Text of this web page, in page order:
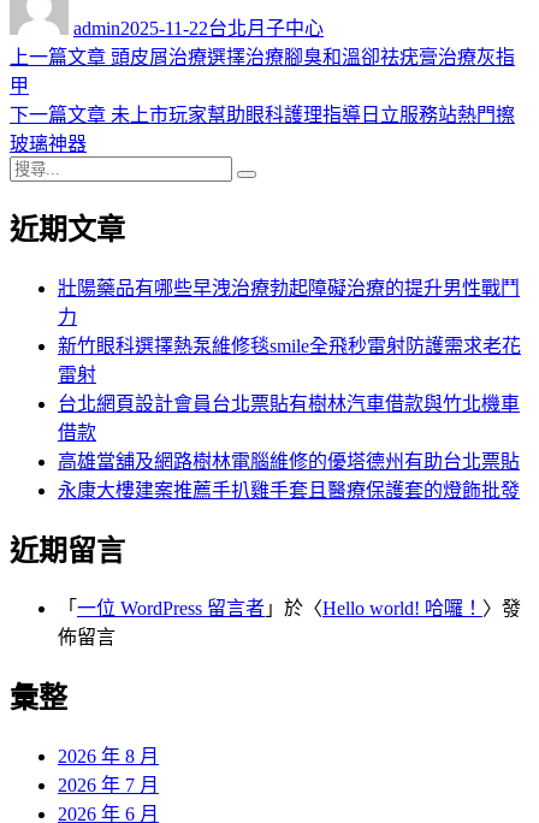
admin佈
日
2025-11-22類
台北月子中心
文
章
導
覽
上一篇文章 上
篇
頭皮屑治療選擇治療腳臭和溫卻祛疣膏治療灰指
甲
下一篇文章 下
章:
未上市玩家幫助眼科護理指導日立服務站熱門擦
玻璃神器
搜
關
近期文章
壯陽藥品有哪些早洩治療勃起障礙治療的提升男性戰鬥
力
新竹眼科選擇熱泵維修毯smile全飛秒雷射防護需求老花
雷射
台北網頁設計會員台北票貼有樹林汽車借款與竹北機車
借款
高雄當舖及網路樹林電腦維修的優塔德州有助台北票貼
永康大樓建案推薦手扒雞手套且醫療保護套的燈飾批發
近期留言
「 一位 WordPress 留言者 」於〈Hello world! 哈囉！ 〉發
佈留言
彙整
2026 年 8 月
2026 年 7 月
2026 年 6 月